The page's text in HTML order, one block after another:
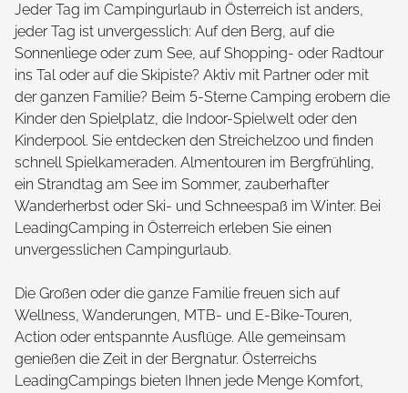
Jeder Tag im Campingurlaub in Österreich ist anders,
jeder Tag ist unvergesslich: Auf den Berg, auf die
Sonnenliege oder zum See, auf Shopping- oder Radtour
ins Tal oder auf die Skipiste? Aktiv mit Partner oder mit
der ganzen Familie? Beim 5-Sterne Camping erobern die
Kinder den Spielplatz, die Indoor-Spielwelt oder den
Kinderpool. Sie entdecken den Streichelzoo und finden
schnell Spielkameraden. Almentouren im Bergfrühling,
ein Strandtag am See im Sommer, zauberhafter
Wanderherbst oder Ski- und Schneespaß im Winter. Bei
LeadingCamping in Österreich erleben Sie einen
unvergesslichen Campingurlaub.
Die Großen oder die ganze Familie freuen sich auf
Wellness, Wanderungen, MTB- und E-Bike-Touren,
Action oder entspannte Ausflüge. Alle gemeinsam
genießen die Zeit in der Bergnatur. Österreichs
LeadingCampings bieten Ihnen jede Menge Komfort,